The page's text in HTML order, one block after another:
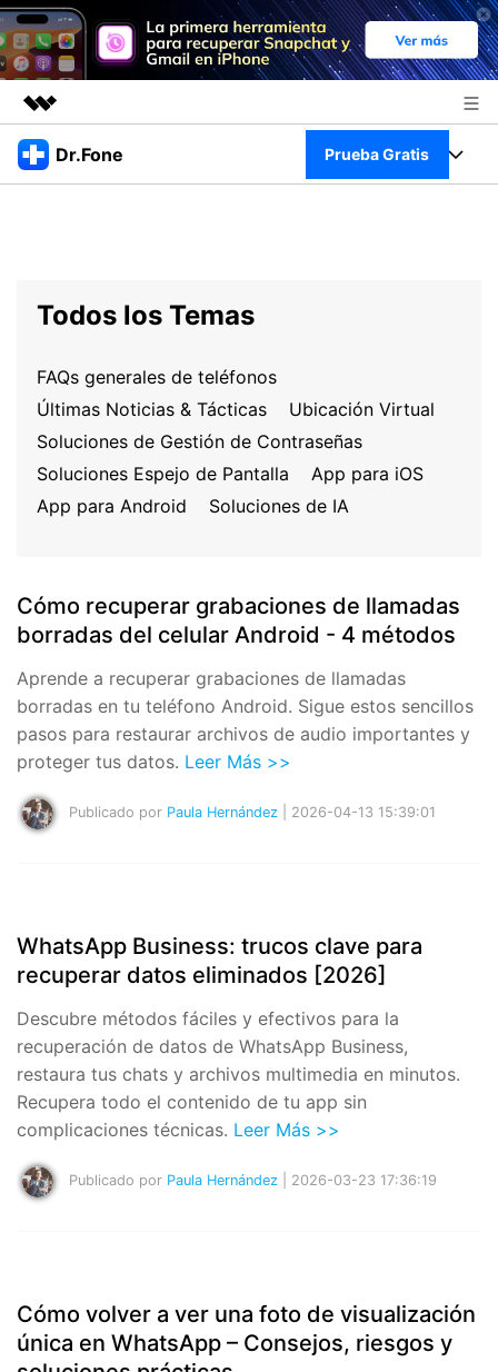
Productos destacados
Sala de prensa
Tienda
Dr.Fone Prueba Gratis
Para PC
Para Celular
Herramientas Online
Más
Descubre lo mejor de Dr.Fone
Guías
Soporte
Blog
Gestor de Datos
Protección del Móvil
Desbloqueo FRP en Android 16
Todos los Temas
FAQs generales de teléfonos
Últimas Noticias & Tácticas
Ubicación Virtual
Soluciones de Gestión de Contraseñas
Soluciones Espejo de Pantalla
App para iOS
App para Android
Soluciones de IA
Cómo recuperar grabaciones de llamadas
borradas del celular Android - 4 métodos
Aprende a recuperar grabaciones de llamadas
borradas en tu teléfono Android. Sigue estos sencillos
pasos para restaurar archivos de audio importantes y
proteger tus datos. Leer Más >>
Publicado por Paula Hernández | 2026-04-13 15:39:01
WhatsApp Business: trucos clave para
recuperar datos eliminados [2026]
Descubre métodos fáciles y efectivos para la
recuperación de datos de WhatsApp Business,
restaura tus chats y archivos multimedia en minutos.
Recupera todo el contenido de tu app sin
complicaciones técnicas. Leer Más >>
Publicado por Paula Hernández | 2026-03-23 17:36:19
Cómo volver a ver una foto de visualización
única en WhatsApp – Consejos, riesgos y